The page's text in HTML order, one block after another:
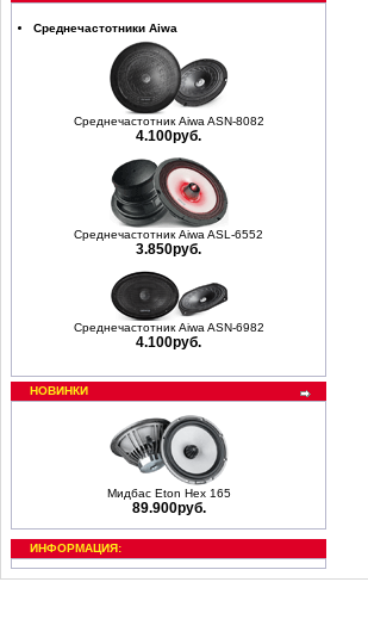
Среднечастотники Aiwa
Среднечастотник Aiwa ASN-8082
4.100руб.
Среднечастотник Aiwa ASL-6552
3.850руб.
Среднечастотник Aiwa ASN-6982
4.100руб.
НОВИНКИ
Мидбас Eton Hex 165
89.900руб.
ИНФОРМАЦИЯ: